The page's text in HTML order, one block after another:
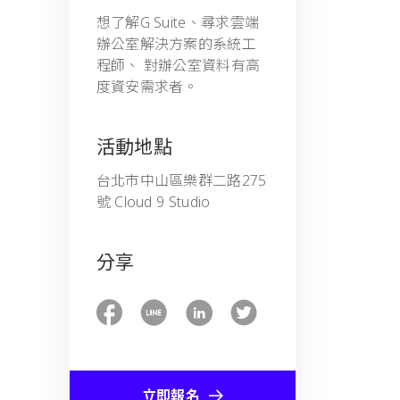
想了解G Suite、尋求雲端
辦公室解決方案的系統工
程師、 對辦公室資料有高
度資安需求者。
活動地點
台北市中山區樂群二路275
號 Cloud 9 Studio
分享
立即報名